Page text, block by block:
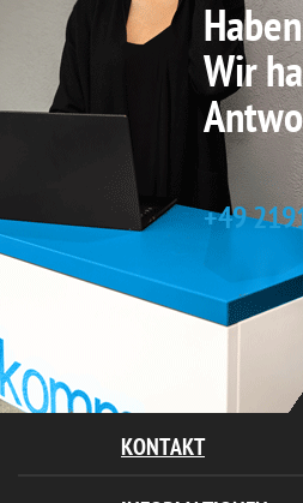
Wir
+49
KONTAKT